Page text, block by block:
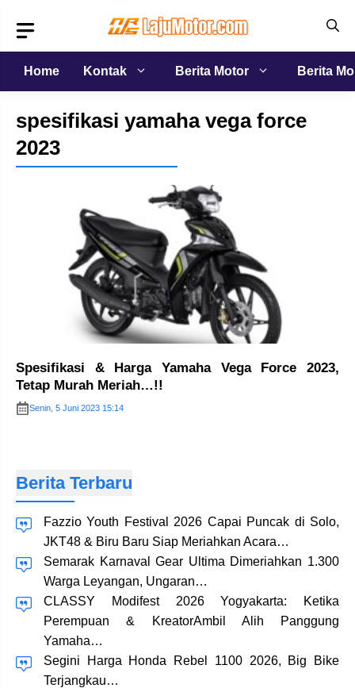
isi
Home
Kontak Berita Motor Berita
spesifikasi yamaha vega force
2023
Spesifikasi & Harga Yamaha Vega Force 2023,
Tetap Murah Meriah…!!
Senin, 5 Juni 2023 15:14
Berita Terbaru
Fazzio Youth Festival 2026 Capai Puncak di Solo,
JKT48 & Biru Baru Siap Meriahkan Acara…
Semarak Karnaval Gear Ultima Dimeriahkan 1.300
Warga Leyangan, Ungaran…
CLASSY Modifest 2026 Yogyakarta: Ketika
Perempuan & KreatorAmbil Alih Panggung
Yamaha…
Segini Harga Honda Rebel 1100 2026, Big Bike
Terjangkau…